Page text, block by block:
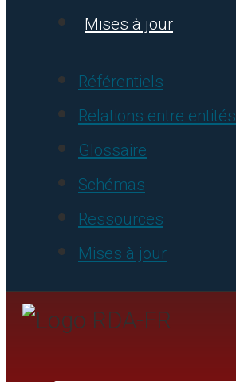
Mises à jour
Référentiels
Relations entre entités
Glossaire
Schémas
Ressources
Mises à jour